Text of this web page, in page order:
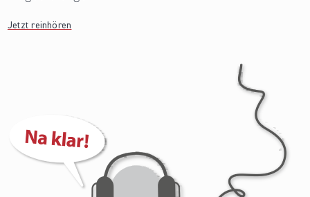
Jetzt reinhören